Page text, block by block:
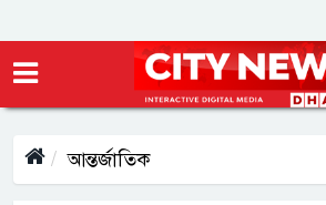
আন্তর্জাতিক